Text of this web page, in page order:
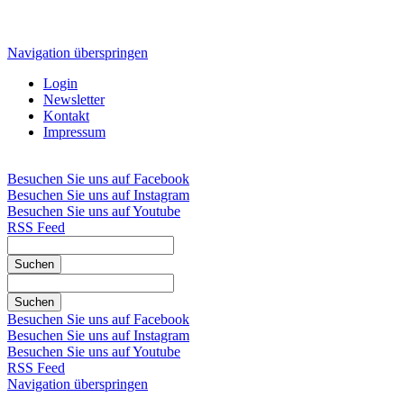
Navigation überspringen
Login
Newsletter
Kontakt
Impressum
Besuchen Sie uns auf Facebook
Besuchen Sie uns auf Instagram
Besuchen Sie uns auf Youtube
RSS Feed
Suchen
Suchen
Besuchen Sie uns auf Facebook
Besuchen Sie uns auf Instagram
Besuchen Sie uns auf Youtube
RSS Feed
Navigation überspringen